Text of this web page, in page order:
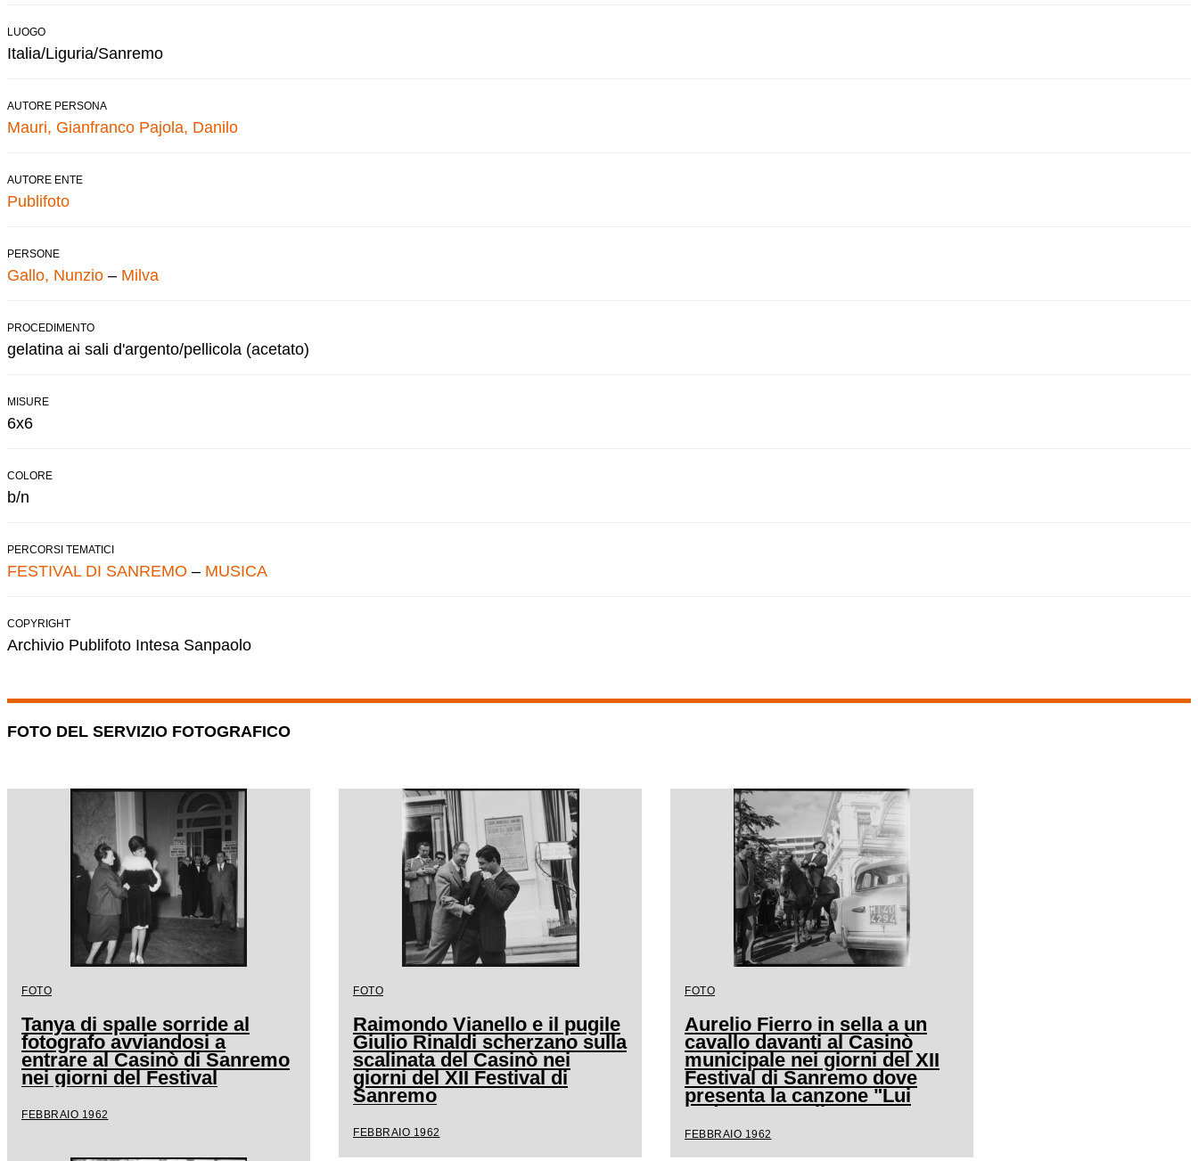
LUOGO
Italia/Liguria/Sanremo
AUTORE PERSONA
Mauri, Gianfranco Pajola, Danilo
AUTORE ENTE
Publifoto
PERSONE
Gallo, Nunzio – Milva
PROCEDIMENTO
gelatina ai sali d'argento/pellicola (acetato)
MISURE
6x6
COLORE
b/n
PERCORSI TEMATICI
FESTIVAL DI SANREMO – MUSICA
COPYRIGHT
Archivio Publifoto Intesa Sanpaolo
FOTO DEL SERVIZIO FOTOGRAFICO
FOTO
Tanya di spalle sorride al
fotografo avviandosi a
entrare al Casinò di Sanremo
nei giorni del Festival
FEBBRAIO 1962
FOTO
Raimondo Vianello e il pugile
Giulio Rinaldi scherzano sulla
scalinata del Casinò nei
giorni del XII Festival di
Sanremo
FEBBRAIO 1962
FOTO
Aurelio Fierro in sella a un
cavallo davanti al Casinò
municipale nei giorni del XII
Festival di Sanremo dove
presenta la canzone "Lui
andava a cavallo"
FEBBRAIO 1962